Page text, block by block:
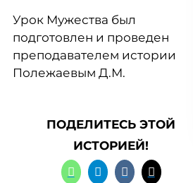
Урок Мужества был
подготовлен и проведен
преподавателем истории
Полежаевым Д.М.
ПОДЕЛИТЕСЬ ЭТОЙ
ИСТОРИЕЙ!